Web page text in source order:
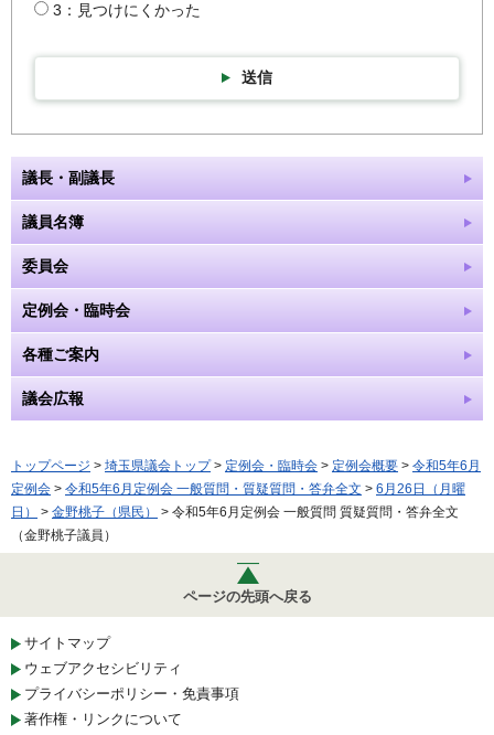
3：見つけにくかった
送信
議長・副議長
議員名簿
委員会
定例会・臨時会
各種ご案内
議会広報
トップページ > 埼玉県議会トップ> 定例会・臨時会 > 定例会概要 > 令和5年6月
定例会 > 令和5年6月定例会 一般質問・質疑質問・答弁全文 > 6月26日（月曜
日）
> 金野桃子（県民）
> 令和5年6月定例会 一般質問 質疑質問・答弁全文
（金野桃子議員）
ページの先頭へ戻る
サイトマップ
ウェブアクセシビリティ
プライバシーポリシー・免責事項
著作権・リンクについて